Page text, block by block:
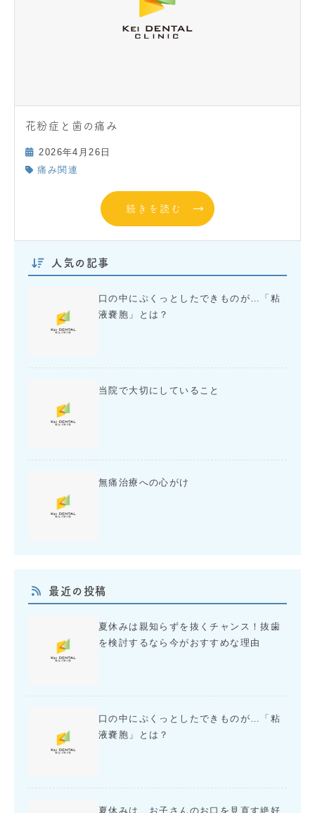
花粉症と歯の痛み
2026年4月26日
痛み関連
続きを読む
人気の記事
口の中にぷくっとしたできものが…「粘
液嚢胞」とは？
当院で大切にしていること
無痛治療への心がけ
最近の投稿
夏休みは親知らずを抜くチャンス！抜歯
を検討するなら今がおすすめな理由
口の中にぷくっとしたできものが…「粘
液嚢胞」とは？
夏休みは、お子さんのお口を見直す絶好